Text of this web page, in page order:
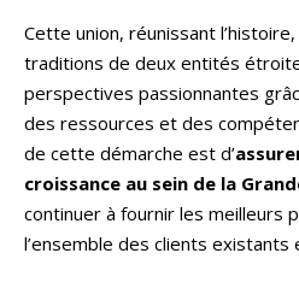
Cette union, réunissant
traditions de deux entités
perspectives passionnantes
des ressources et des
de cette démarche est d’
croissance au sein de la
continuer à fournir les meilleurs
l’ensemble des clients existants